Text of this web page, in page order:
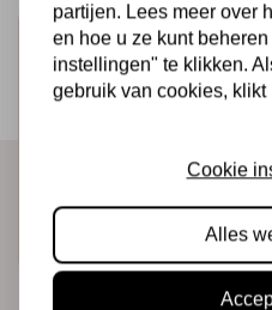
Schrijf je in voor de
Ontvang als eerste onze
partijen. Lees meer over
en hoe u ze kunt
instellingen" te klikken.
gebruik van cookies, klikt
Cookie
Alles